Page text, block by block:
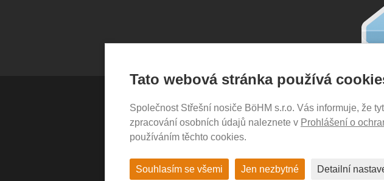
Tato webová stránka používá
Společnost Střešní nosiče BöHM s.r.o. Vás informuje, že
zpracování osobních údajů naleznete v Prohlášení o
používáním těchto cookies.
Souhlasím se všemi Jen nezbytné Detailní
VŠE O NÁKUPU
Garance nákupu
Časté dotazy (FAQ)
Prodejny
NOSICE-EXPERT.CZ
Ochrana soukromí
Cookies nastavení